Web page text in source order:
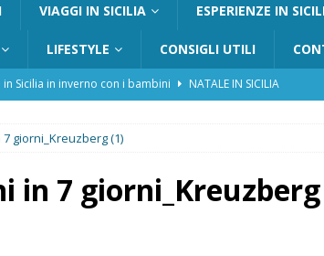
VIAGGI IN SICILIA ESPERIENZE IN
LIFESTYLE CONSIGLI UTILI
in Sicilia in inverno con i bambini
NATALE IN SICILIA
con bambini: guida completa su come arrivare,
FUORI PORTA
a Pantelleria: dammusi vista mare e resort immersi nella natura
giorni_Kreuzberg (1)
in 7 giorni_Kreuzberg